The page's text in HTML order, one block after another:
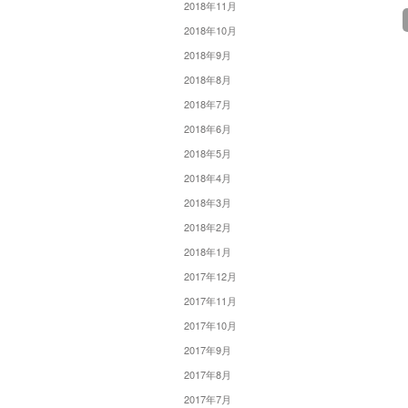
2018年11月
2018年10月
2018年9月
2018年8月
2018年7月
2018年6月
2018年5月
2018年4月
2018年3月
2018年2月
2018年1月
2017年12月
2017年11月
2017年10月
2017年9月
2017年8月
2017年7月